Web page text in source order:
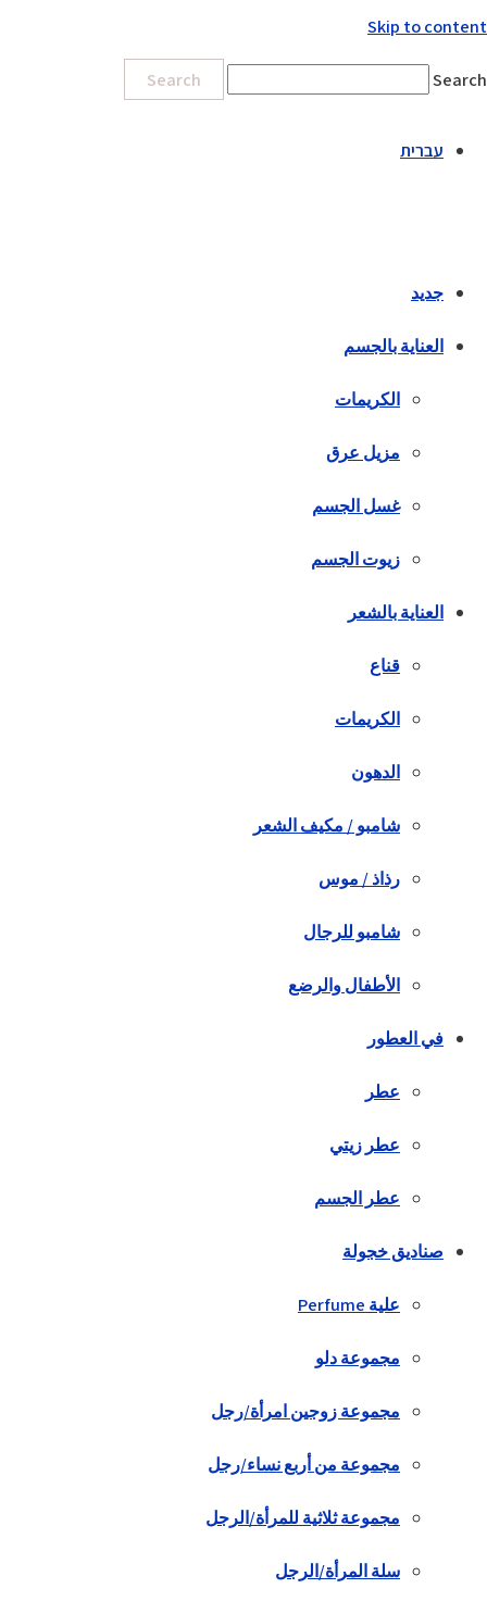
Skip to content
Search
Search
עברית
جديد
العناية بالجسم
الكريمات
مزيل عرق
غسل الجسم
زيوت الجسم
العناية بالشعر
قناع
الكريمات
الدهون
شامبو / مكيف الشعر
رذاذ / موس
شامبو للرجال
الأطفال والرضع
في العطور
عطر
عطر زيتي
عطر الجسم
صناديق خجولة
علية Perfume
مجموعة دلو
مجموعة زوجين امرأة/رجل
مجموعة من أربع نساء/رجل
مجموعة ثلاثية للمرأة/الرجل
سلة المرأة/الرجل